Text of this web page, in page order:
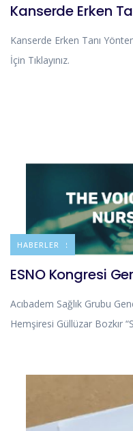
Kanserde Erken
Kanserde Erken Tanı
İçin Tıklayınız.
DUYURULAR
HABERLER
ESNO Kongresi
Acıbadem Sağlık Grubu
Hemşiresi Güllüzar Bozkır